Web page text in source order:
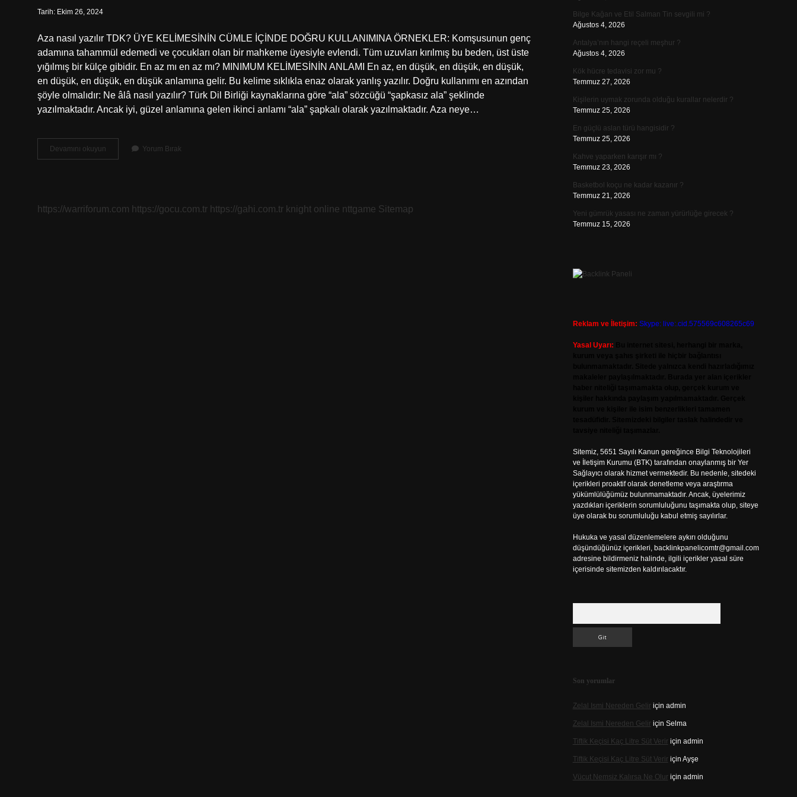
Tarih: Ekim 26, 2024
Aza nasıl yazılır TDK? ÜYE KELİMESİNİN CÜMLE İÇİNDE DOĞRU KULLANIMINA ÖRNEKLER: Komşusunun genç
adamına tahammül edemedi ve çocukları olan bir mahkeme üyesiyle evlendi. Tüm uzuvları kırılmış bu beden, üst üste
yığılmış bir külçe gibidir. En az mı en az mı? MINIMUM KELİMESİNİN ANLAMI En az, en düşük, en düşük, en düşük,
en düşük, en düşük, en düşük anlamına gelir. Bu kelime sıklıkla enaz olarak yanlış yazılır. Doğru kullanımı en azından
şöyle olmalıdır: Ne âlâ nasıl yazılır? Türk Dil Birliği kaynaklarına göre “ala” sözcüğü “şapkasız ala” şeklinde
yazılmaktadır. Ancak iyi, güzel anlamına gelen ikinci anlamı “ala” şapkalı olarak yazılmaktadır. Aza neye…
Devamını okuyun
Aza
Yorum Bırak
https://warriforum.com https://gocu.com.tr https://gahi.com.tr knight online nttgame Sitemap
Bilge Kağan ve Etil Salman Tin sevgili mi ?
Ağustos 4, 2026
Antalya’nın hangi reçeli meşhur ?
Ağustos 4, 2026
Kök hücre tedavisi zor mu ?
Temmuz 27, 2026
Kişilerin uymak zorunda olduğu kurallar nelerdir ?
Temmuz 25, 2026
En güçlü aslan türü hangisidir ?
Temmuz 25, 2026
Kahve yaparken karışır mı ?
Temmuz 23, 2026
Basketbol koçu ne kadar kazanır ?
Temmuz 21, 2026
Yeni gümrük yasası ne zaman yürürlüğe girecek ?
Temmuz 15, 2026
Reklam ve İletişim: Skype: live:.cid.575569c608265c69
Yasal Uyarı:
Sitemiz, 5651 Sayılı Kanun gereğince Bilgi Teknolojileri
ve İletişim Kurumu (BTK) tarafından onaylanmış bir Yer
Sağlayıcı olarak hizmet vermektedir. Bu nedenle, sitedeki
içerikleri proaktif olarak denetleme veya araştırma
yükümlülüğümüz bulunmamaktadır. Ancak, üyelerimiz
yazdıkları içeriklerin sorumluluğunu taşımakta olup, siteye
üye olarak bu sorumluluğu kabul etmiş sayılırlar.
Hukuka ve yasal düzenlemelere aykırı olduğunu
düşündüğünüz içerikleri, backlinkpanelicomtr@gmail.com
adresine bildirmeniz halinde, ilgili içerikler yasal süre
içerisinde sitemizden kaldırılacaktır.
Son yorumlar
Zelal Ismi Nereden Geliriçin admin
Zelal Ismi Nereden Geliriçin Selma
Tiftik Keçisi Kaç Litre Süt Veririçin admin
Tiftik Keçisi Kaç Litre Süt Veririçin Ayşe
Vücut Nemsiz Kalırsa Ne Oluriçin admin